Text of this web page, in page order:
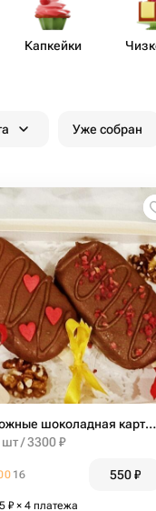
Капкейки
Уже собран
Пирожные шоколадная картошка в молочном шоколаде
/ 3300 ₽
16 550₽
₽ × 4 платежа